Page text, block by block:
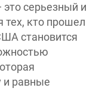
серьезный и
тех, кто прошел
становится
и равные